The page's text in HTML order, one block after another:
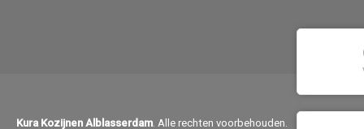
Kura Kozijnen Alblasserdam. Alle rechten voorbehouden.